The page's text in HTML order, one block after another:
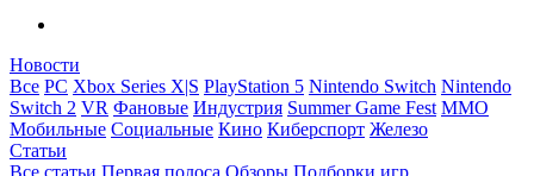
Новости
Все PC Xbox Series X|S PlayStation 5 Nintendo Switch Nintendo
Switch 2 VR Фановые Индустрия Summer Game Fest ММО
Мобильные Социальные Кино Киберспорт Железо
Статьи
Все статьи Первая полоса Обзоры Подборки игр